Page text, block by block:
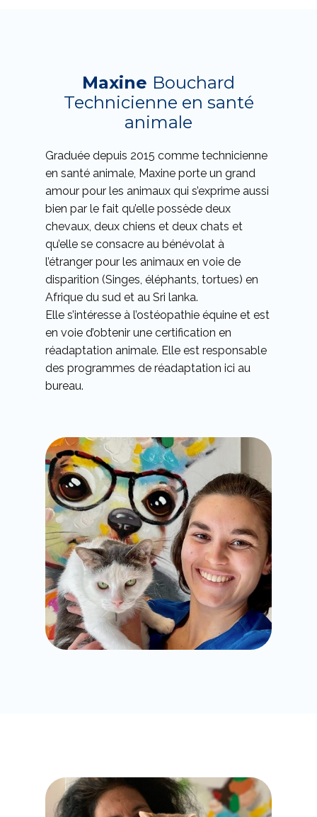
Maxine Bouchard
Technicienne en santé
animale
Graduée depuis 2015 comme technicienne
en santé animale, Maxine porte un grand
amour pour les animaux qui s’exprime aussi
bien par le fait qu’elle possède deux
chevaux, deux chiens et deux chats et
qu’elle se consacre au bénévolat à
l’étranger pour les animaux en voie de
disparition (Singes, éléphants, tortues) en
Afrique du sud et au Sri lanka.
Elle s’intéresse à l’ostéopathie équine et est
en voie d’obtenir une certification en
réadaptation animale. Elle est responsable
des programmes de réadaptation ici au
bureau.